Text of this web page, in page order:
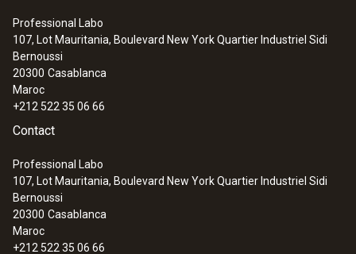
Professional Labo
107, Lot Mauritania, Boulevard New York Quartier Industriel Sidi
Bernoussi
20300 Casablanca
Maroc
+212 522 35 06 66
Contact
Professional Labo
107, Lot Mauritania, Boulevard New York Quartier Industriel Sidi
Bernoussi
20300 Casablanca
Maroc
+212 522 35 06 66